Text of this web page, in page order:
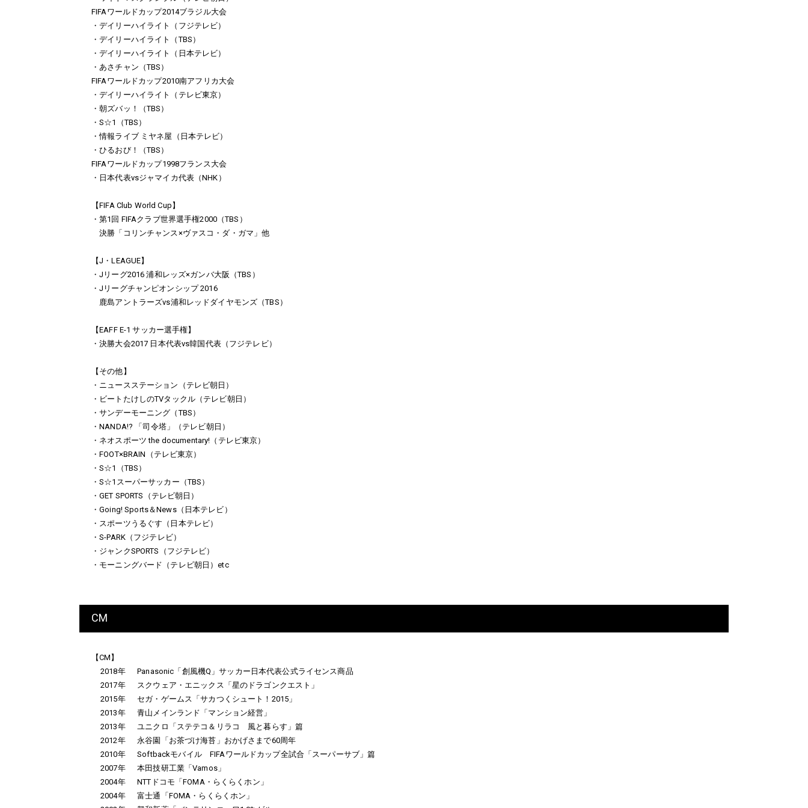
FIFAワールドカップ2014ブラジル大会
・デイリーハイライト（フジテレビ）
・デイリーハイライト（TBS）
・デイリーハイライト（日本テレビ）
・あさチャン（TBS）
FIFAワールドカップ2010南アフリカ大会
・デイリーハイライト（テレビ東京）
・朝ズバッ！（TBS）
・S☆1（TBS）
・情報ライブ ミヤネ屋（日本テレビ）
・ひるおび！（TBS）
FIFAワールドカップ1998フランス大会
・日本代表vsジャマイカ代表（NHK）
【FIFA Club World Cup】
・第1回 FIFAクラブ世界選手権2000（TBS）
決勝「コリンチャンス×ヴァスコ・ダ・ガマ」他
【J・LEAGUE】
・Jリーグ2016 浦和レッズ×ガンバ大阪（TBS）
・Jリーグチャンピオンシップ 2016
鹿島アントラーズvs浦和レッドダイヤモンズ（TBS）
【EAFF E-1 サッカー選手権】
・決勝大会2017 日本代表vs韓国代表（フジテレビ）
【その他】
・ニュースステーション（テレビ朝日）
・ビートたけしのTVタックル（テレビ朝日）
・サンデーモーニング（TBS）
・NANDA!? 「司令塔」（テレビ朝日）
・ネオスポーツ the documentary!（テレビ東京）
・FOOT×BRAIN（テレビ東京）
・S☆1（TBS）
・S☆1スーパーサッカー（TBS）
・GET SPORTS（テレビ朝日）
・Going! Sports＆News（日本テレビ）
・スポーツうるぐす（日本テレビ）
・S-PARK（フジテレビ）
・ジャンクSPORTS（フジテレビ）
・モーニングバード（テレビ朝日）etc
CM
【CM】
2018年
Panasonic「創風機Q」サッカー日本代表公式ライセンス商品
2017年
スクウェア・エニックス「星のドラゴンクエスト」
2015年
セガ・ゲームス「サカつくシュート！2015」
2013年
青山メインランド「マンション経営」
2013年
ユニクロ「ステテコ＆リラコ 風と暮らす」篇
2012年
永谷園「お茶づけ海苔」おかげさまで60周年
2010年
Softbackモバイル FIFAワールドカップ全試合「スーパーサブ」篇
2007年
本田技研工業「Vamos」
2004年
NTTドコモ「FOMA・らくらくホン」
2004年
富士通「FOMA・らくらくホン」